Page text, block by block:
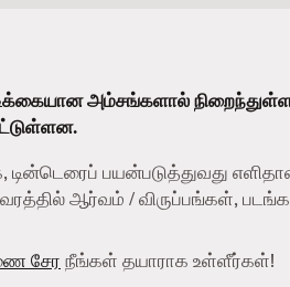
அம்சங்களால்
டின்டெரைப் பயன்படுத்துவது
ஆர்வம் / விருப்பங்கள்,
சேர நீங்கள் தயாராக உள்ளீர்கள்!